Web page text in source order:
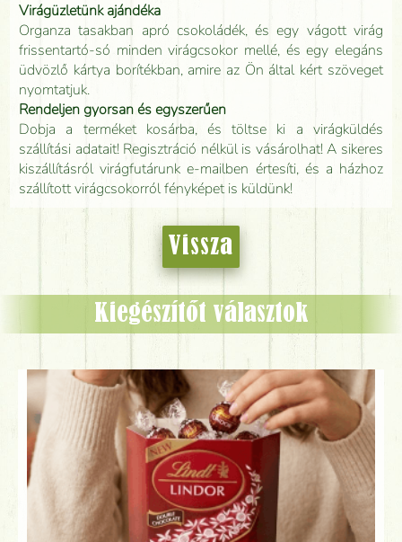
Virágüzletünk ajándéka
Organza tasakban apró csokoládék, és egy vágott virág
frissentartó-só minden virágcsokor mellé, és egy elegáns
üdvözlő kártya borítékban, amire az Ön által kért szöveget
nyomtatjuk.
Rendeljen gyorsan és egyszerűen
Dobja a terméket kosárba, és töltse ki a virágküldés
szállítási adatait! Regisztráció nélkül is vásárolhat! A sikeres
kiszállításról virágfutárunk e-mailben értesíti, és a házhoz
szállított virágcsokorról fényképet is küldünk!
Vissza
Kiegészítőt választok